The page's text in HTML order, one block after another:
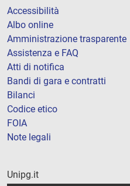
Accessibilità
Albo online
Amministrazione trasparente
Assistenza e FAQ
Atti di notifica
Bandi di gara e contratti
Bilanci
Codice etico
FOIA
Note legali
Unipg.it